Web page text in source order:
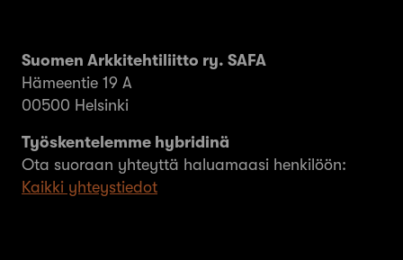
Suomen Arkkitehtiliitto ry. SAFA
Hämeentie 19 A
00500 Helsinki
Työskentelemme hybridinä
Ota suoraan yhteyttä haluamaasi henkilöön:
Kaikki yhteystiedot